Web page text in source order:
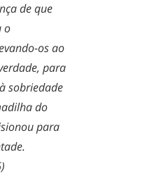
de que
o
os ao
para
sobriedade
do
para